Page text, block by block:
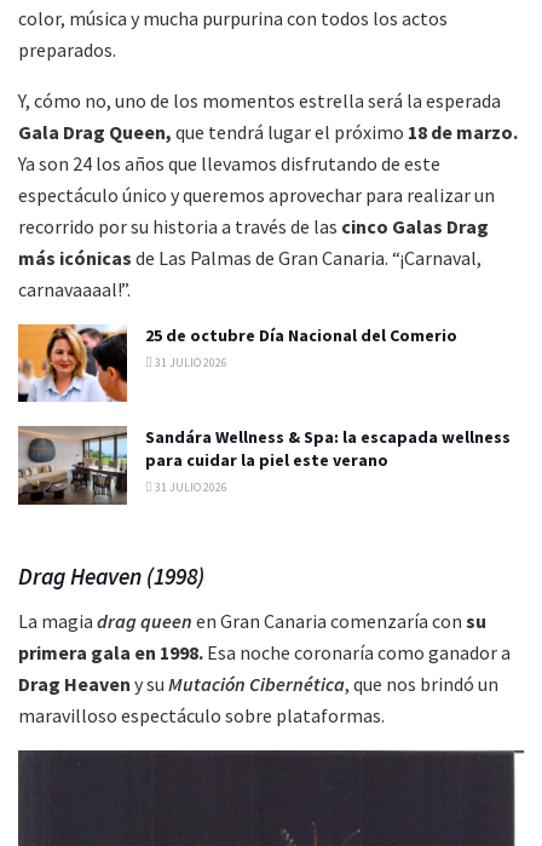
color, música y mucha purpurina con todos los actos
preparados.
Y, cómo no, uno de los momentos estrella será la esperada
Gala Drag Queen, que tendrá lugar el próximo 18 de marzo.
Ya son 24 los años que llevamos disfrutando de este
espectáculo único y queremos aprovechar para realizar un
recorrido por su historia a través de las cinco Galas Drag
más icónicas de Las Palmas de Gran Canaria. “¡Carnaval,
carnavaaaal!”.
25 de octubre Día Nacional del Comerio
31 JULIO 2026
Sandára Wellness & Spa: la escapada wellness
para cuidar la piel este verano
31 JULIO 2026
Drag Heaven (1998)
La magia drag queen en Gran Canaria comenzaría con su
primera gala en 1998. Esa noche coronaría como ganador a
Drag Heaven y su Mutación Cibernética, que nos brindó un
maravilloso espectáculo sobre plataformas.